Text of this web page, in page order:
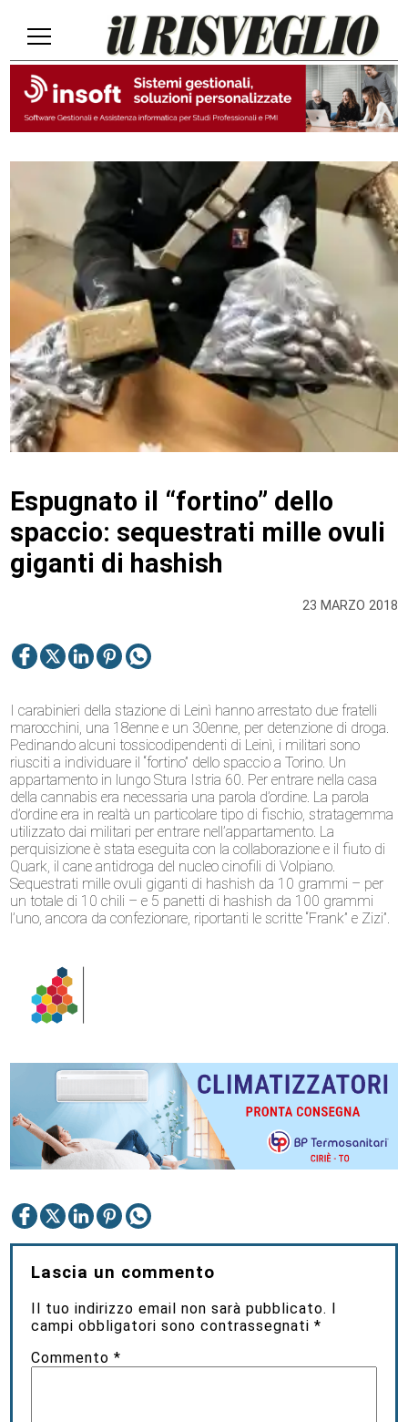
23 MARZO 2018
Espugnato il “fortino” dello
spaccio: sequestrati mille ovuli
giganti di hashish
I carabinieri della stazione di Leinì hanno arrestato due fratelli
marocchini, una 18enne e un 30enne, per detenzione di droga.
Pedinando alcuni tossicodipendenti di Leinì, i militari sono
riusciti a individuare il “fortino” dello spaccio a Torino. Un
appartamento in lungo Stura Istria 60. Per entrare nella casa
della cannabis era necessaria una parola d’ordine. La parola
d’ordine era in realtà un particolare tipo di fischio, stratagemma
utilizzato dai militari per entrare nell’appartamento. La
perquisizione è stata eseguita con la collaborazione e il fiuto di
Quark, il cane antidroga del nucleo cinofili di Volpiano.
Sequestrati mille ovuli giganti di hashish da 10 grammi – per
un totale di 10 chili – e 5 panetti di hashish da 100 grammi
l’uno, ancora da confezionare, riportanti le scritte “Frank” e Zizi”.
Lascia un commento
Il tuo indirizzo email non sarà pubblicato. I
campi obbligatori sono contrassegnati*
Commento*